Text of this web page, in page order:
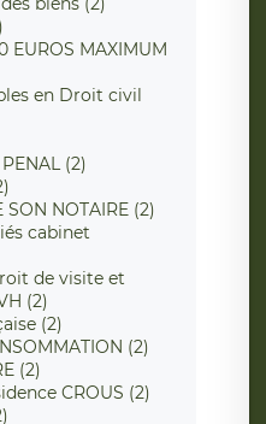
EUROS MAXIMUM
en Droit civil
(2)
SON NOTAIRE (2)
cabinet
de visite et
(2)
(2)
(2)
(2)
CROUS (2)